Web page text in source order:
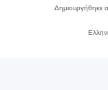
Δημιουργήθηκε